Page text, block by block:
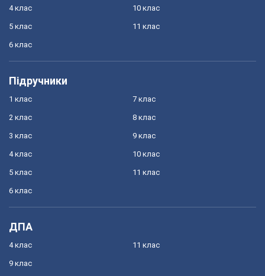
4 клас
5 клас
6 клас
10 клас
11 клас
Підручники
1 клас
2 клас
3 клас
4 клас
5 клас
6 клас
7 клас
8 клас
9 клас
10 клас
11 клас
ДПА
4 клас
9 клас
11 клас